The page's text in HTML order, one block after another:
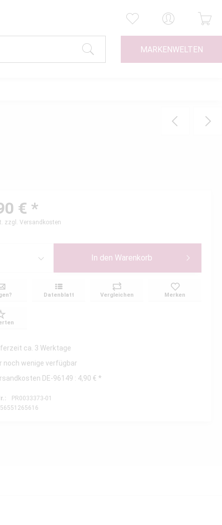
MARKENWELTEN
€ *
zzgl. Versandkosten
In den Warenkorb
Datenblatt Vergleichen Merken
ca. 3 Werktage
noch wenige verfügbar
DE-96149 : 4,90 € *
PR0033373-01